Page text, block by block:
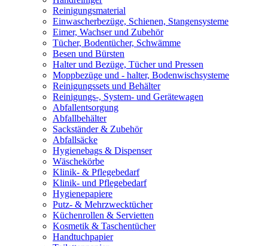
Reinigungsmaterial
Einwascherbezüge, Schienen, Stangensysteme
Eimer, Wachser und Zubehör
Tücher, Bodentücher, Schwämme
Besen und Bürsten
Halter und Bezüge, Tücher und Pressen
Moppbezüge und - halter, Bodenwischsysteme
Reinigungssets und Behälter
Reinigungs-, System- und Gerätewagen
Abfallentsorgung
Abfallbehälter
Sackständer & Zubehör
Abfallsäcke
Hygienebags & Dispenser
Wäschekörbe
Klinik- & Pflegebedarf
Klinik- und Pflegebedarf
Hygienepapiere
Putz- & Mehrzwecktücher
Küchenrollen & Servietten
Kosmetik & Taschentücher
Handtuchpapier